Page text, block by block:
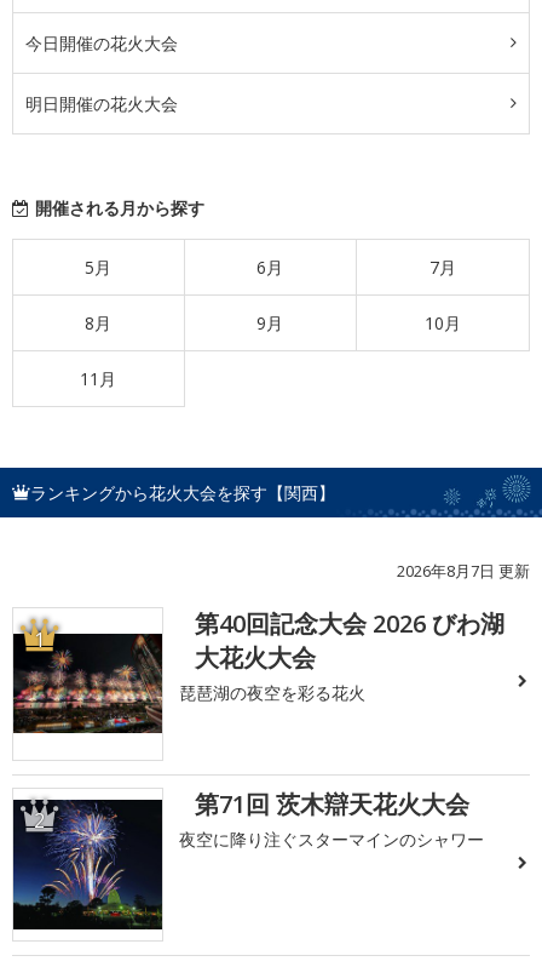
今日開催の花火大会
明日開催の花火大会
開催される月から探す
5月 6月 7月
8月 9月 10月
11月
ランキングから花火大会を探す【関西】
2026年8月7日 更新
1
第40回記念大会 2026 びわ湖
大花火大会
琵琶湖の夜空を彩る花火
2 第71回 茨木辯天花火大会
夜空に降り注ぐスターマインのシャワー